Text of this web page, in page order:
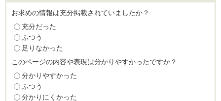
お求めの情報は充分掲載されていましたか？
充分だった
ふつう
足りなかった
このページの内容や表現は分かりやすかったですか？
分かりやすかった
ふつう
分かりにくかった